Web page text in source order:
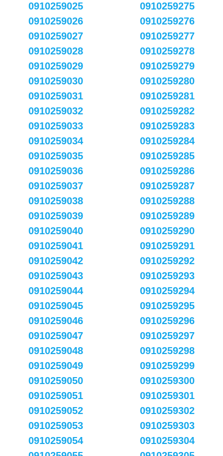
0910259025
0910259026
0910259027
0910259028
0910259029
0910259030
0910259031
0910259032
0910259033
0910259034
0910259035
0910259036
0910259037
0910259038
0910259039
0910259040
0910259041
0910259042
0910259043
0910259044
0910259045
0910259046
0910259047
0910259048
0910259049
0910259050
0910259051
0910259052
0910259053
0910259054
0910259275
0910259276
0910259277
0910259278
0910259279
0910259280
0910259281
0910259282
0910259283
0910259284
0910259285
0910259286
0910259287
0910259288
0910259289
0910259290
0910259291
0910259292
0910259293
0910259294
0910259295
0910259296
0910259297
0910259298
0910259299
0910259300
0910259301
0910259302
0910259303
0910259304